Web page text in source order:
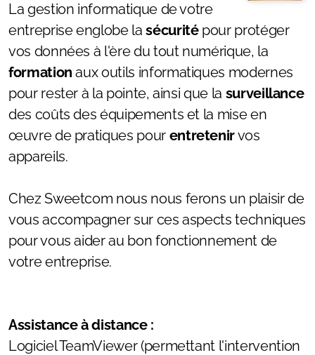
La gestion informatique de votre
entreprise englobe lasécuritépour protéger
vos données à l'ère du tout numérique, la
formation aux outils informatiques modernes
pour rester à la pointe, ainsi que la surveillance
des coûts des équipements et la mise en
œuvre de pratiques pour entretenirvos
appareils.
Chez Sweetcom nous nous ferons un plaisir de
vous accompagner sur ces aspects techniques
pour vous aider au bon fonctionnement de
votre entreprise.
Assistance à distance :
Logiciel TeamViewer (permettant l'intervention